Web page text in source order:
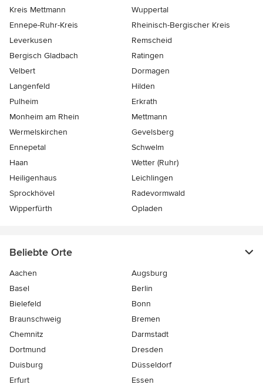
Kreis Mettmann
Wuppertal
Ennepe-Ruhr-Kreis
Rheinisch-Bergischer Kreis
Leverkusen
Remscheid
Bergisch Gladbach
Ratingen
Velbert
Dormagen
Langenfeld
Hilden
Pulheim
Erkrath
Monheim am Rhein
Mettmann
Wermelskirchen
Gevelsberg
Ennepetal
Schwelm
Haan
Wetter (Ruhr)
Heiligenhaus
Leichlingen
Sprockhövel
Radevormwald
Wipperfürth
Opladen
Beliebte Orte
Aachen
Augsburg
Basel
Berlin
Bielefeld
Bonn
Braunschweig
Bremen
Chemnitz
Darmstadt
Dortmund
Dresden
Duisburg
Düsseldorf
Erfurt
Essen